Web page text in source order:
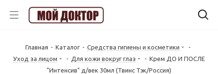
Главная - Каталог - Средства гигиены и косметики
-
Уход за лицом
- Для кожи вокруг глаз - Крем ДО И ПОСЛЕ
"Интенсив" д/век 30мл (Твинс Тэк/Россия)